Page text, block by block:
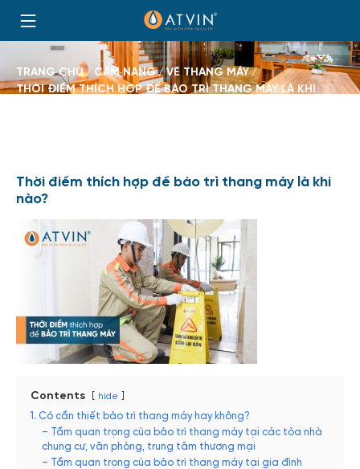
content
Trang
chủ
BROWSE:
TRANG CHỦ CẨM NANG
VỀ THANG MÁY
THỜI ĐIỂM THÍCH HỢP ĐỂ BẢO TRÌ THANG MÁY LÀ KHI
Thời điểm thích hợp để bảo trì thang máy là khi
nào?
Contents hide
1. Có cần thiết bảo trì thang máy hay không?
– Tầm quan trọng của bảo trì thang máy tại các tòa nhà
chung cư, văn phòng, trung tâm thương mại
– Tầm quan trọng của bảo trì thang máy tại gia đình